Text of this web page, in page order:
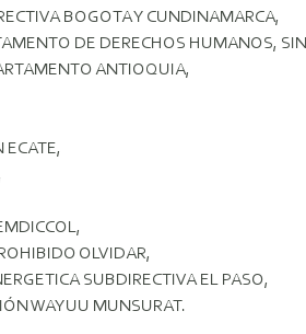
BOGOTA Y CUNDINAMARCA,
DE DERECHOS HUMANOS,
ANTIOQUIA,
ECATE,
OLVIDAR,
SUBDIRECTIVA EL PASO,
WAYUU MUNSURAT.